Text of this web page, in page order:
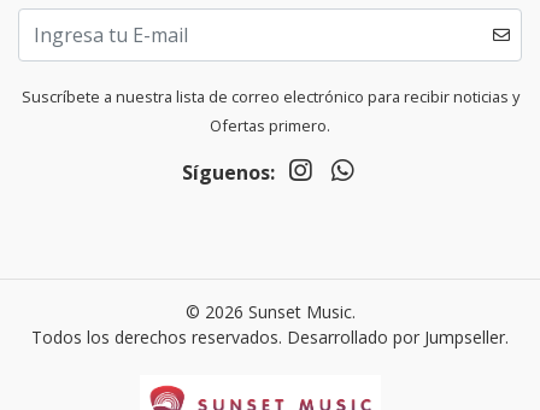
Suscríbete a nuestra lista de correo electrónico para recibir noticias y
Ofertas primero.
Síguenos:
© 2026 Sunset Music.
Todos los derechos reservados. Desarrollado por Jumpseller.